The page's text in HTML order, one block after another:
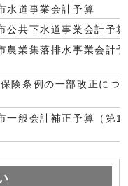
水道事業会計予算
公共下水道事業会計予算
農業集落排水事業会計予
険条例の一部改正につ
一般会計補正予算（第